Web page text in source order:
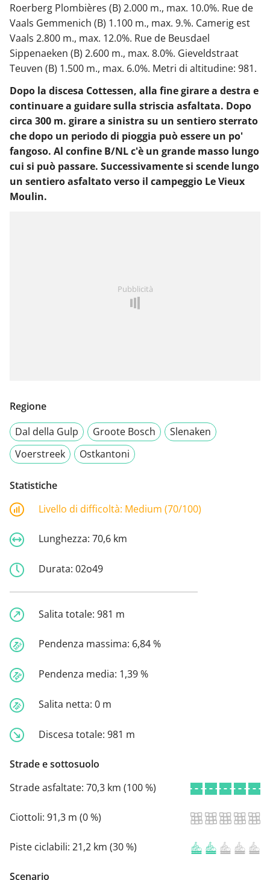
Roerberg Plombières (B) 2.000 m., max. 10.0%. Rue de
Vaals Gemmenich (B) 1.100 m., max. 9.%. Camerig est
Vaals 2.800 m., max. 12.0%. Rue de Beusdael
Sippenaeken (B) 2.600 m., max. 8.0%. Gieveldstraat
Teuven (B) 1.500 m., max. 6.0%. Metri di altitudine: 981.
Dopo la discesa Cottessen, alla fine girare a destra e
continuare a guidare sulla striscia asfaltata. Dopo
circa 300 m. girare a sinistra su un sentiero sterrato
che dopo un periodo di pioggia può essere un po'
fangoso. Al confine B/NL c'è un grande masso lungo
cui si può passare. Successivamente si scende lungo
un sentiero asfaltato verso il campeggio Le Vieux
Moulin.
Pubblicità
Regione
Dal della Gulp
Groote Bosch
Slenaken
Voerstreek
Ostkantoni
Statistiche
Livello di difficoltà: Medium (70/100)
Lunghezza: 70,6 km
Durata: 02o49
Salita totale: 981 m
Pendenza massima: 6,84 %
Pendenza media: 1,39 %
Salita netta: 0 m
Discesa totale: 981 m
Strade e sottosuolo
Strade asfaltate: 70,3 km (100 %)
Ciottoli: 91,3 m (0 %)
Piste ciclabili: 21,2 km (30 %)
Scenario